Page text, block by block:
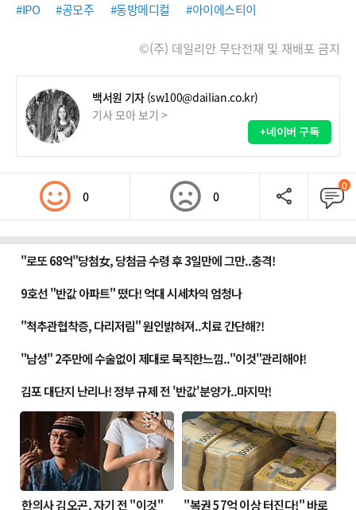
#IPO #공모주 #동방메디컬 #아이에스티이
©(주) 데일리안 무단전재 및 재배포 금지
백서원 기자 (sw100@dailian.co.kr)
기사 모아 보기 >
+네이버 구독
0 0
0